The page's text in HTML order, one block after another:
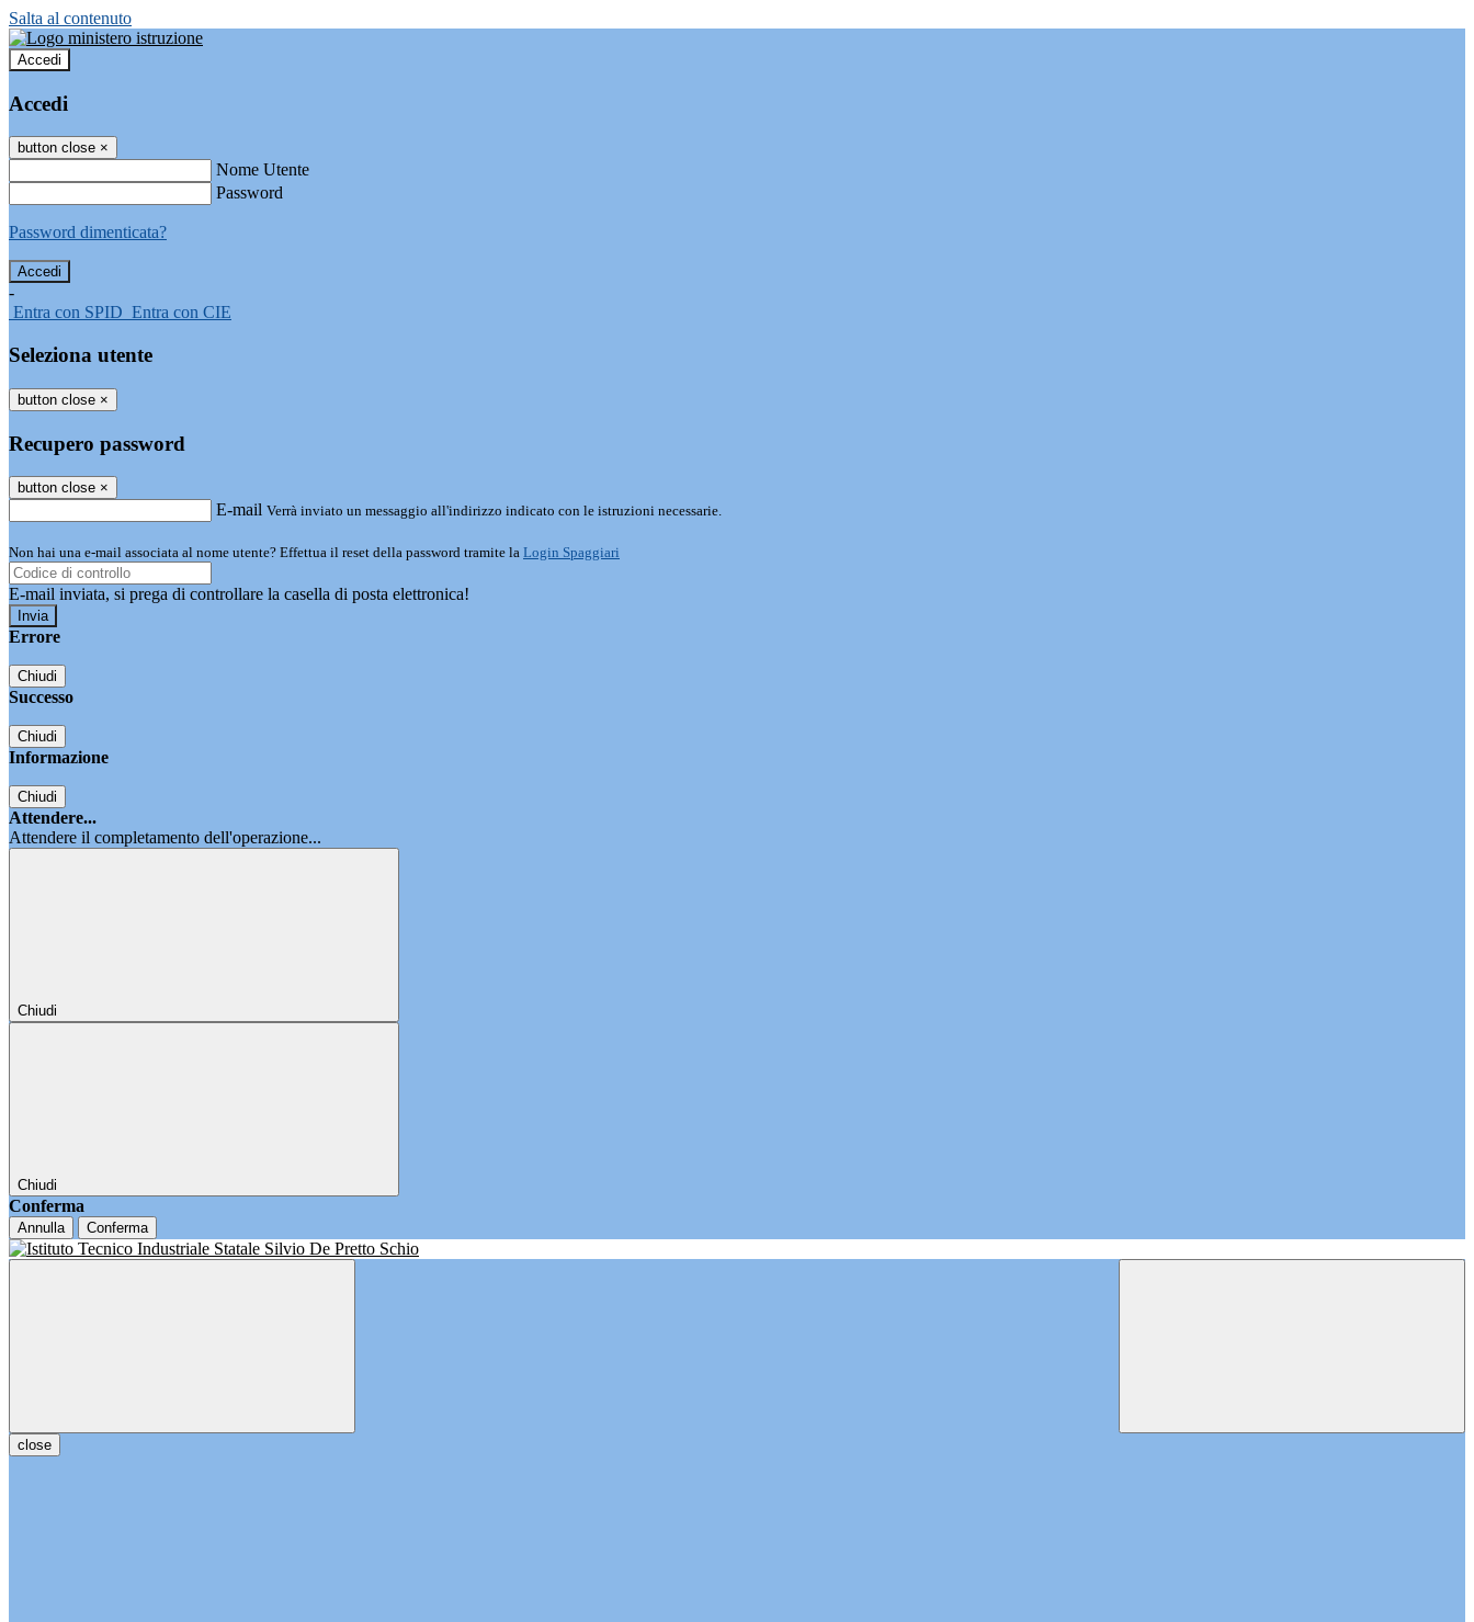
Salta al contenuto
Accedi
Accedi
button close ×
Nome Utente
Password
Password dimenticata?
-
Entra con SPID Entra con CIE
Seleziona utente
button close ×
Recupero password
button close ×
E-mail Verrà inviato un messaggio all'indirizzo indicato con le istruzioni necessarie.
Non hai una e-mail associata al nome utente? Effettua il reset della password tramite la Login Spaggiari
E-mail inviata, si prega di controllare la casella di posta elettronica!
Errore
Chiudi
Successo
Chiudi
Informazione
Chiudi
Attendere...
Attendere il completamento dell'operazione...
Chiudi
Chiudi
Conferma
Annulla Conferma
close